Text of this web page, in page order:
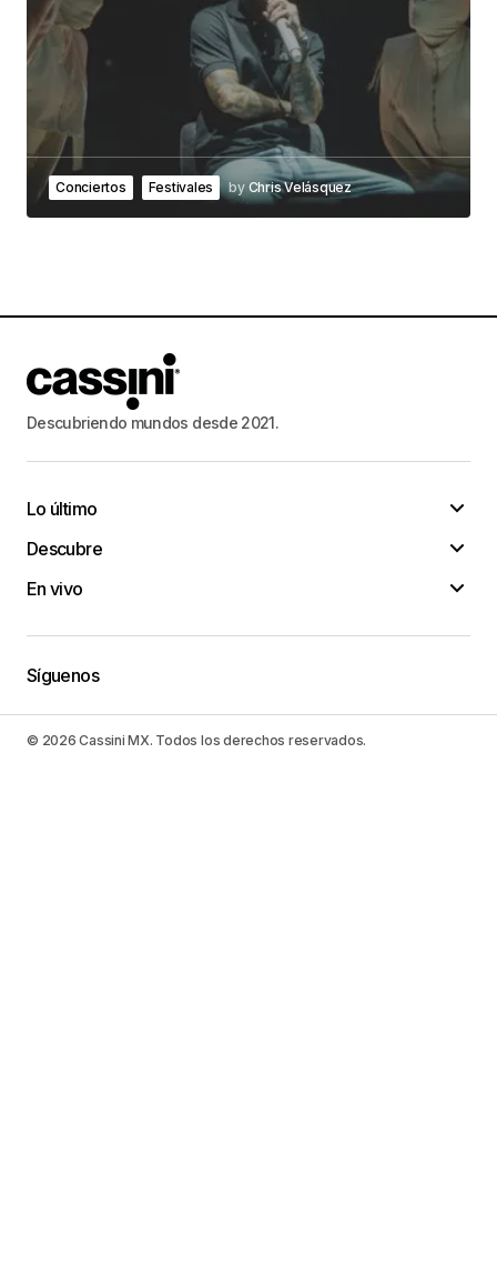
Conciertos Festivales by Chris Velásquez
Descubriendo mundos desde 2021.
Lo último
Descubre
En vivo
Síguenos
© 2026 Cassini MX. Todos los derechos reservados.